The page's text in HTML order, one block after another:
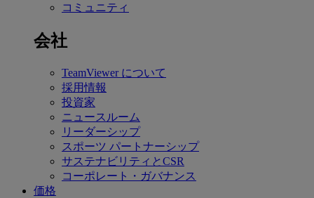
コミュニティ
会社
TeamViewer について
採用情報
投資家
ニュースルーム
リーダーシップ
スポーツ パートナーシップ
サステナビリティとCSR
コーポレート・ガバナンス
価格